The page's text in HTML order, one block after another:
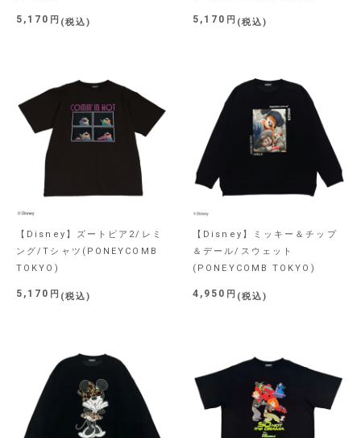
5,170 税込 5,170 税込
【Disney】ズートピア2/レミ
ング/Tシャツ(PONEYCOMB
TOKYO)
5,170 税込
【Disney】ミッキー＆チップ
＆デール/スウェット
(PONEYCOMB TOKYO)
4,950 税込